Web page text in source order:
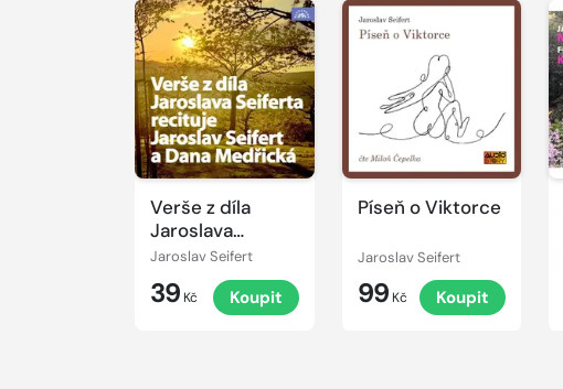
Verše z díla
Jaroslava
Seiferta recituje
Jaroslav Seifert
a Dana Medřická
Jaroslav Seifert
39 Kč Koupit
Přehrát
ukázku
Píseň o Viktorce
Jaroslav Seifert
99 Kč Koupit
Přehrát